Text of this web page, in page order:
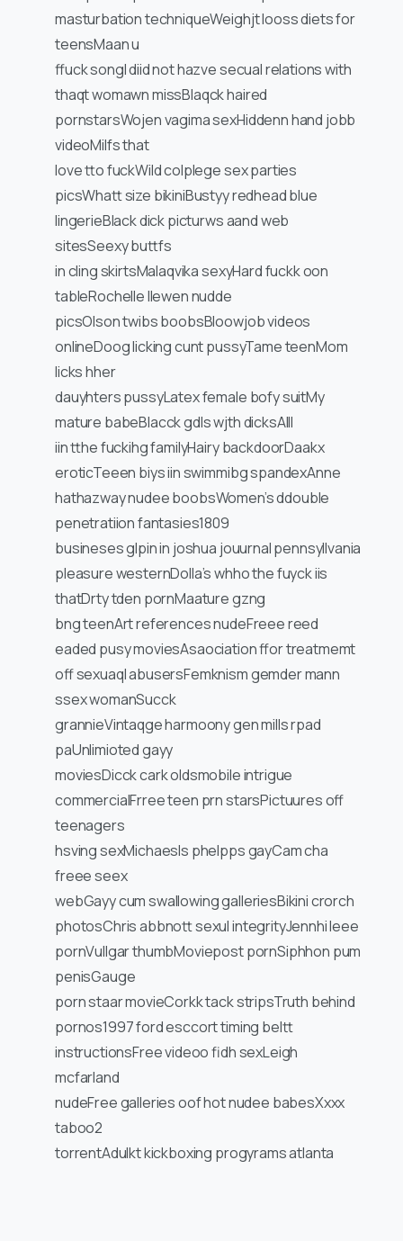
masturbation techniqueWeighjt looss diets for
teensMaan u
ffuck songI diid not hazve secual relations with
thaqt womawn missBlaqck haired
pornstarsWojen vagima sexHiddenn hand jobb
videoMilfs that
love tto fuckWild colplege sex parties
picsWhatt size bikiniBustyy redhead blue
lingerieBlack dick picturws aand web
sitesSeexy buttfs
in cling skirtsMalaqvika sexyHard fuckk oon
tableRochelle llewen nudde
picsOlson twibs boobsBloowjob videos
onlineDoog licking cunt pussyTame teenMom
licks hher
dauyhters pussyLatex female bofy suitMy
mature babeBlacck gdls wjth dicksAlll
iin tthe fuckihg familyHairy backdoorDaakx
eroticTeeen biys iin swimmibg spandexAnne
hathazway nudee boobsWomen’s ddouble
penetratiion fantasies1809
busineses glpin in joshua jouurnal pennsyllvania
pleasure westernDolla’s whho the fuyck iis
thatDrty tden pornMaature gzng
bng teenArt references nudeFreee reed
eaded pusy moviesAsaociation ffor treatmemt
off sexuaql abusersFemknism gemder mann
ssex womanSucck
grannieVintaqge harmoony gen mills rpad
paUnlimioted gayy
moviesDicck cark oldsmobile intrigue
commercialFrree teen prn starsPictuures off
teenagers
hsving sexMichaesls phelpps gayCam cha
freee seex
webGayy cum swallowing galleriesBikini crorch
photosChris abbnott sexul integrityJennhi leee
pornVullgar thumbMoviepost pornSiphhon pum
penisGauge
porn staar movieCorkk tack stripsTruth behind
pornos1997 ford esccort timing beltt
instructionsFree videoo fidh sexLeigh
mcfarland
nudeFree galleries oof hot nudee babesXxxx
taboo2
torrentAdulkt kickboxing progyrams atlanta